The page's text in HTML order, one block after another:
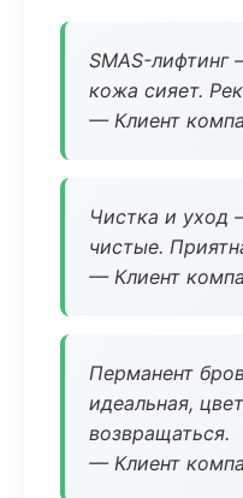
SMAS-лифтинг
кожа сияет.
— Клиент
Чистка и
чистые.
— Клиент
Перманент
идеальная,
возвращаться.
— Клиент